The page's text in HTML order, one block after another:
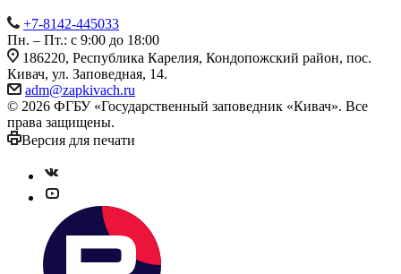
+7-8142-445033
Пн. – Пт.: с 9:00 до 18:00
186220, Республика Карелия, Кондопожский район, пос.
Кивач, ул. Заповедная, 14.
adm@zapkivach.ru
© 2026 ФГБУ «Государственный заповедник «Кивач». Все
права защищены.
Версия для печати